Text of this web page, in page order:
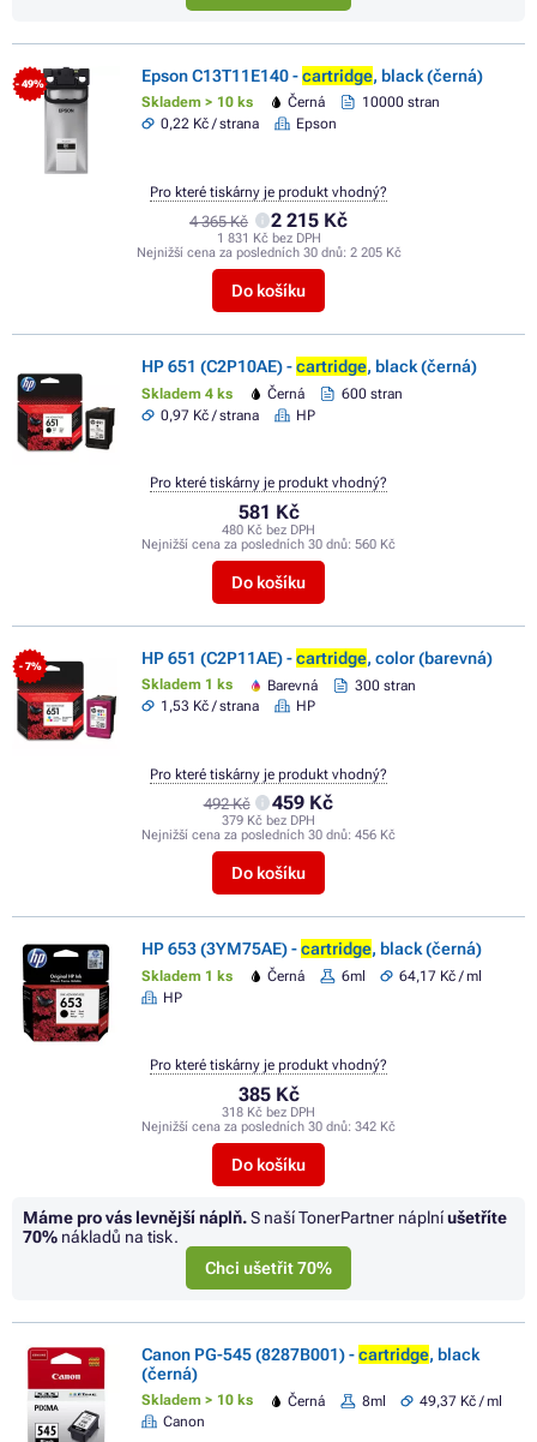
- 49% Epson C13T11E140 -cartridge, black (černá)
Skladem > 10 ks Černá
10000 stran
0,22 Kč / strana
Epson
4 365 Kč 2 215 Kč
1 831 Kč bez DPH
Nejnižší cena za posledních 30 dnů: 2 205 Kč
Do košíku
Pro které tiskárny je produkt vhodný?
HP 651 (C2P10AE) -cartridge, black (černá)
Skladem 4 ks Černá
600 stran
0,97 Kč / strana
HP
581 Kč
480 Kč bez DPH
Nejnižší cena za posledních 30 dnů: 560 Kč
Do košíku
Pro které tiskárny je produkt vhodný?
- 7% HP 651 (C2P11AE) -cartridge, color (barevná)
Skladem 1 ks Barevná
300 stran
1,53 Kč / strana
HP
492 Kč 459 Kč
379 Kč bez DPH
Nejnižší cena za posledních 30 dnů: 456 Kč
Do košíku
Pro které tiskárny je produkt vhodný?
HP 653 (3YM75AE) -cartridge, black (černá)
Skladem 1 ks Černá 6ml
64,17 Kč / ml
HP
385 Kč
318 Kč bez DPH
Nejnižší cena za posledních 30 dnů: 342 Kč
Do košíku
Pro které tiskárny je produkt vhodný?
Máme pro vás levnější náplň.S naší TonerPartner náplníušetříte
70% nákladů na tisk.
Chci ušetřit 70%
Canon PG-545 (8287B001) -cartridge, black
(černá)
Skladem > 10 ks Černá 8ml
49,37 Kč / ml
Canon